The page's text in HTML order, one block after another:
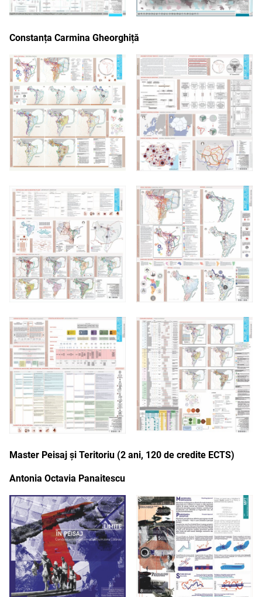
Constanța Carmina Gheorghiță
Master Peisaj și Teritoriu (2 ani, 120 de credite ECTS)
Antonia Octavia Panaitescu